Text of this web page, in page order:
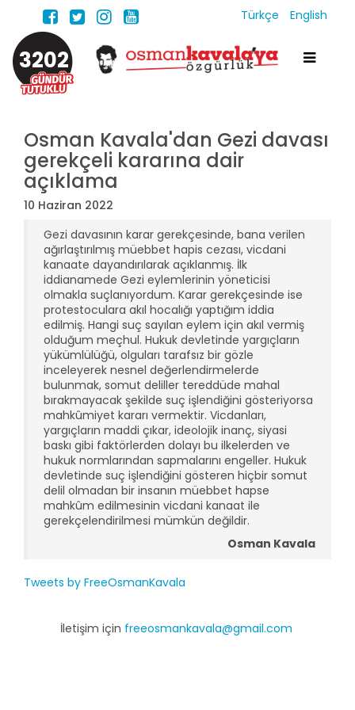
Türkçe English
3202
Osman Kavala'dan Gezi davası
gerekçeli kararına dair
açıklama
10 Haziran 2022
Gezi davasının karar gerekçesinde, bana verilen
ağırlaştırılmış müebbet hapis cezası, vicdani
kanaate dayandırılarak açıklanmış. İlk
iddianamede Gezi eylemlerinin yöneticisi
olmakla suçlanıyordum. Karar gerekçesinde ise
protestoculara akıl hocalığı yaptığım iddia
edilmiş. Hangi suç sayılan eylem için akıl vermiş
olduğum meçhul. Hukuk devletinde yargıçların
yükümlülüğü, olguları tarafsız bir gözle
inceleyerek nesnel değerlendirmelerde
bulunmak, somut deliller tereddüde mahal
bırakmayacak şekilde suç işlendiğini gösteriyorsa
mahkûmiyet kararı vermektir. Vicdanları,
yargıçların maddi çıkar, ideolojik inanç, siyasi
baskı gibi faktörlerden dolayı bu ilkelerden ve
hukuk normlarından sapmalarını engeller. Hukuk
devletinde suç işlendiğini gösteren hiçbir somut
delil olmadan bir insanın müebbet hapse
mahkûm edilmesinin vicdani kanaat ile
gerekçelendirilmesi mümkün değildir.
Osman Kavala
Tweets by FreeOsmanKavala
İletişim için freeosmankavala@gmail.com